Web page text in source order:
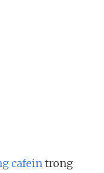
cafeintrong